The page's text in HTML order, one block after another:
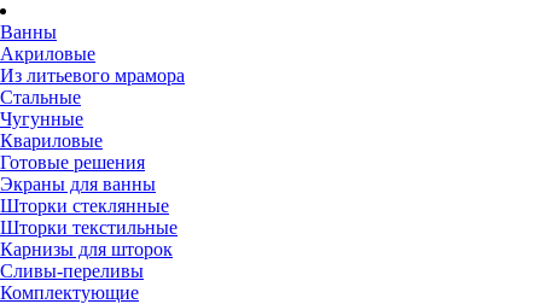
Ванны
Акриловые
Из литьевого мрамора
Стальные
Чугунные
Квариловые
Готовые решения
Экраны для ванны
Шторки стеклянные
Шторки текстильные
Карнизы для шторок
Сливы-переливы
Комплектующие